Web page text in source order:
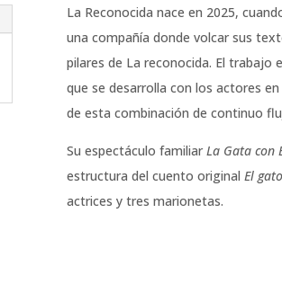
La Reconocida nace en 2025,
una compañía donde volcar sus
pilares de La reconocida. El trabajo
que se desarrolla con los actores
de esta combinación de continuo
Su espectáculo familiar La Gata con
estructura del cuento original El
actrices y tres marionetas.